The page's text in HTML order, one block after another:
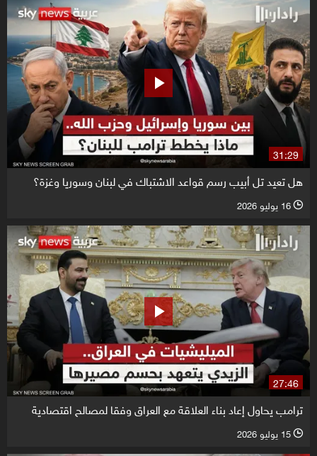
31:29
هل تعيد تل أبيب رسم قواعد الاشتباك في لبنان وسوريا وغزة؟
l 16 يوليو 2026
27:46
ترامب يحاول إعاد بناء العلاقة مع العراق وفقا لمصالح اقتصادية
l 15 يوليو 2026